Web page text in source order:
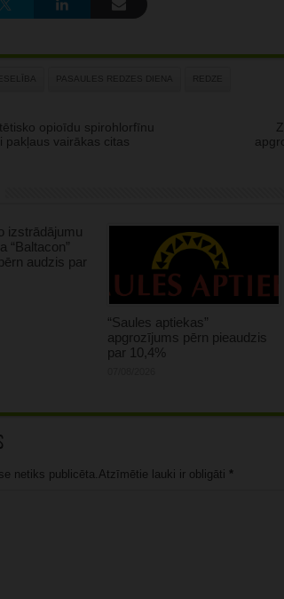
PASAULES REDZES DIENA REDZE
opioīdu spirohlorfīnu
pakļaus vairākas citas
izstrādājumu
“Baltacon”
audzis par
“Saules aptiekas”
apgrozījums pērn pieaudzis
par 10,4%
netiks publicēta.Atzīmētie lauki ir obligāti *